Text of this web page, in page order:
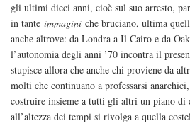
gli ultimi dieci anni, cioè sul suo arresto,
in tante immagini che bruciano, ultima
anche altrove: da Londra a Il Cairo e da
l’autonomia degli anni ’70 incontra il
stupisce allora che anche chi proviene da
molti che continuano a professarsi
costruire insieme a tutti gli altri un piano di
all’altezza dei tempi si rivolga a quella